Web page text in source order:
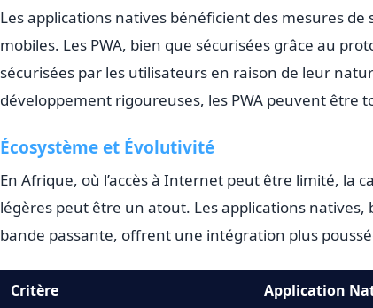
Les applications natives bénéficient des mesures
mobiles. Les PWA, bien que sécurisées grâce au
sécurisées par les utilisateurs en raison de leur
développement rigoureuses, les PWA peuvent être
Écosystème et Évolutivité
En Afrique, où l’accès à Internet peut être limité, la
légères peut être un atout. Les applications natives,
bande passante, offrent une intégration plus
Critère Application